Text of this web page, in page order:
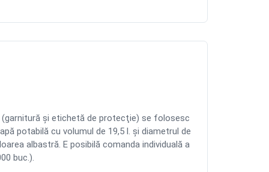
şi etichetă de protecţie) se folosesc
potabilă cu volumul de 19,5 l. şi diametrul de
albastră. E posibilă comanda individuală a
buc.).